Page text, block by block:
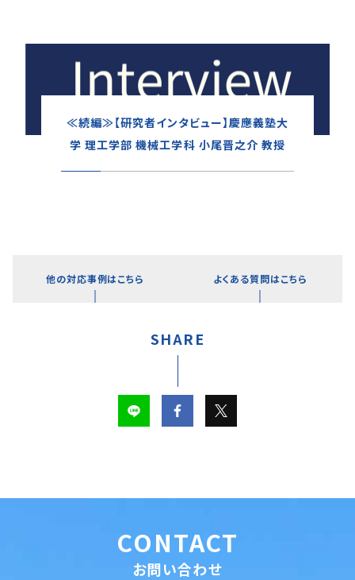
≪続編≫【研究者インタビュー】慶應義塾大
学 理工学部 機械工学科 小尾晋之介 教授
他の対応事例はこちら よくある質問はこちら
SHARE
CONTACT
お問い合わせ